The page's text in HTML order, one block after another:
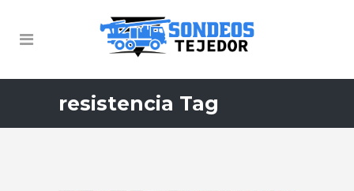
resistencia Tag